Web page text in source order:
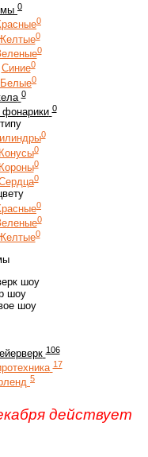
0
0
0
0
Синие0
Белые0
0
0
0
Конусы0
Короны0
0
0
0
0
шоу
шоу
шоу
106
17
5
действует